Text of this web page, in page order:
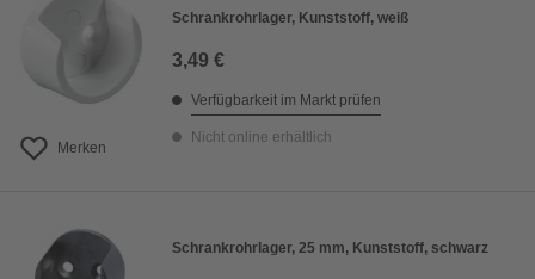
Preis aufsteigend
Preis absteigend
Bewertung
Merken
Schrankrohrlager, Kunststoff, weiß
3,49 €
Verfügbarkeit im Markt prüfen
Nicht online erhältlich
Schrankrohrlager, 25 mm, Kunststoff, schwarz